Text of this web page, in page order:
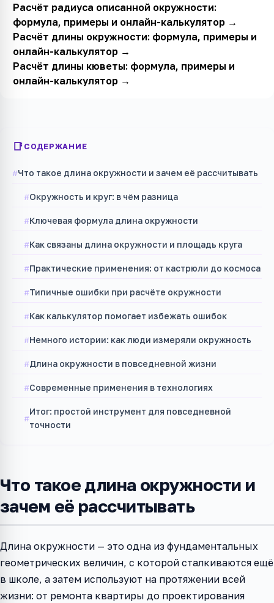
Расчёт радиуса описанной окружности:
формула, примеры и онлайн-калькулятор→
Расчёт длины окружности: формула, примеры и
онлайн-калькулятор→
Расчёт длины кюветы: формула, примеры и
онлайн-калькулятор→
СОДЕРЖАНИЕ
Что такое длина окружности и зачем её рассчитывать
Окружность и круг: в чём разница
Ключевая формула длина окружности
Как связаны длина окружности и площадь круга
Практические применения: от кастрюли до космоса
Типичные ошибки при расчёте окружности
Как калькулятор помогает избежать ошибок
Немного истории: как люди измеряли окружность
Длина окружности в повседневной жизни
Современные применения в технологиях
Итог: простой инструмент для повседневной
точности
Что такое длина окружности и
зачем её рассчитывать
Длина окружности — это одна из фундаментальных
геометрических величин, с которой сталкиваются ещё
в школе, а затем используют на протяжении всей
жизни: от ремонта квартиры до проектирования